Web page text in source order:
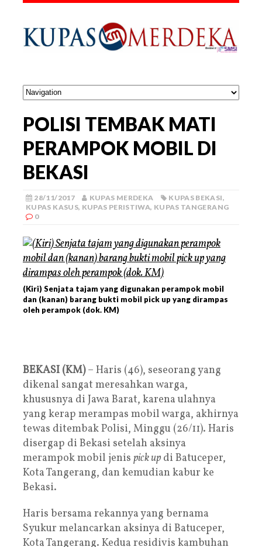
POLISI TEMBAK MATI
PERAMPOK MOBIL DI
BEKASI
28/11/2017 KUPAS MERDEKA KUPAS BEKASI,
KUPAS KASUS, KUPAS PERISTIWA, KUPAS TANGERANG
0
(Kiri) Senjata tajam yang digunakan perampok mobil
dan (kanan) barang bukti mobil pick up yang dirampas
oleh perampok (dok. KM)
BEKASI (KM)– Haris (46), seseorang yang
dikenal sangat meresahkan warga,
khususnya di Jawa Barat, karena ulahnya
yang kerap merampas mobil warga, akhirnya
tewas ditembak Polisi, Minggu (26/11). Haris
disergap di Bekasi setelah aksinya
merampok mobil jenis pick up di Batuceper,
Kota Tangerang, dan kemudian kabur ke
Bekasi.
Haris bersama rekannya yang bernama
Syukur melancarkan aksinya di Batuceper,
Kota Tangerang. Kedua residivis kambuhan